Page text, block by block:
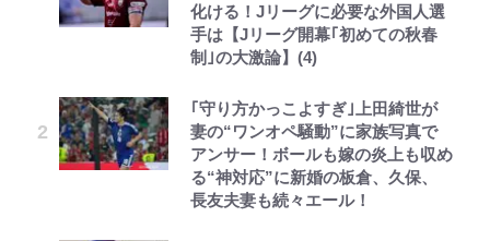
化ける！Jリーグに必要な外国人選
手は【Jリーグ開幕｢初めての秋春
制｣の大激論】(4)
｢守り方かっこよすぎ｣上田綺世が
妻の“ワンオペ騒動”に家族写真で
アンサー！ボールも嫁の炎上も収め
る“神対応”に新婚の板倉、久保、
長友夫妻も続々エール！
でっかい男になりたいゾ
浅草は日本の心だゾ
聴者が想った激変の納得理由
GLAY・TERU＆PUFFY大貫亜美
てるの尊い」 長女はもう23歳
第2子妊娠のてんちむ「私ってミル
タンク？」「デカすぎて...」“豊胸
事情”と“体重10kg増”も「こんな可
分を表現する現在「ちゃんとおじい
ちゃんに」
ィア活動の原動力は…「偽善者だ」
との声も跳ね返す“誰かの役に立ち
たい”という思い
錦織一清が語る還暦からの新たな挑
「吾妻小富士」火口を1周する「1
時間半ハイキング」パノラマ絶景レ
ポ【福島県福島市】
青く美しい「幸せのブルービー」の
正体とは？ 身近な場所で見つける
コツを紹介【あなたのすぐそばにい
る「季節の虫」の探し方 vol.21】
が、どうやら違うようです~ 第1話
公式-冒険家になろう! ~スキルボー
公式-超難関ダンジョンで10万年修
行した結果、世界最強に~最弱無能
の下剋上~ 第37話(1)
を経て樋口毅宏に語ったこと
「カルチャーは引用の歴史である」
承”をめぐる対話
1万円超えも「納得のクオリティ」
『この素晴らしい世界に祝福を！』
10万針以上の密度で再現された“め
第3回 出版までの道のり・その2
レビュー『仮面家族』悠木シュン・
著